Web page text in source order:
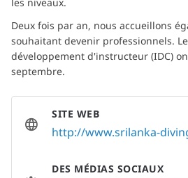
les niveaux.
Deux fois par an, nous accueillons
souhaitant devenir professionnels.
développement d'instructeur (IDC)
septembre.
SITE WEB
http://www.srilanka-
DES MÉDIAS SOCIAUX